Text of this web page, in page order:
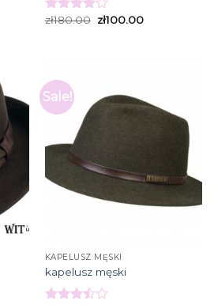
Rated
zł180.00 zł100.00
Sale!
KAPELUSZ MĘSKI
kapelusz męski